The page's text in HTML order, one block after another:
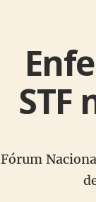
STF
Fórum